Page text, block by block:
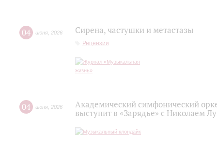
04 июня 2026 Сирена, частушки и метастазы
Рецензии
04 июня 2026
Академический симфонический
выступит в «Зарядье» с Николаем